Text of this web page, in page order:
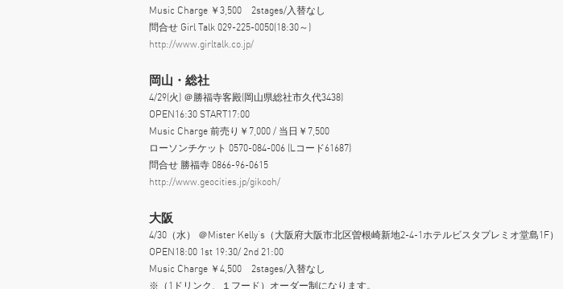
Music Charge ￥3,500 2stages/入替なし
問合せ Girl Talk 029-225-0050(18:30～)
http://www.girltalk.co.jp/
岡山・総社
4/29(火) ＠勝福寺客殿(岡山県総社市久代3438)
OPEN16:30 START17:00
Music Charge 前売り￥7,000 / 当日￥7,500
ローソンチケット 0570-084-006 (Lコード61687)
問合せ 勝福寺 0866-96-0615
http://www.geocities.jp/gikooh/
大阪
4/30（水） ＠Mister Kelly’s（大阪府大阪市北区曽根崎新地2-4-1ホテルビスタプレミオ堂島1F）
OPEN18:00 1st 19:30/ 2nd 21:00
Music Charge ￥4,500 2stages/入替なし
※（1ドリンク、１フード）オーダー制になります。